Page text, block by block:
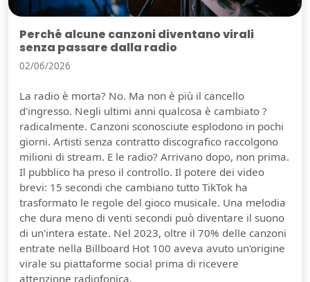
Perché alcune canzoni diventano virali
senza passare dalla radio
02/06/2026
La radio è morta? No. Ma non è più il cancello
d'ingresso. Negli ultimi anni qualcosa è cambiato ?
radicalmente. Canzoni sconosciute esplodono in pochi
giorni. Artisti senza contratto discografico raccolgono
milioni di stream. E le radio? Arrivano dopo, non prima.
Il pubblico ha preso il controllo. Il potere dei video
brevi: 15 secondi che cambiano tutto TikTok ha
trasformato le regole del gioco musicale. Una melodia
che dura meno di venti secondi può diventare il suono
di un'intera estate. Nel 2023, oltre il 70% delle canzoni
entrate nella Billboard Hot 100 aveva avuto un'origine
virale su piattaforme social prima di ricevere
attenzione radiofonica.